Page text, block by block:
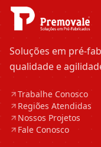
Soluções em pré-
qualidade e
Trabalhe Conosco
Regiões Atendidas
Nossos Projetos
Fale Conosco